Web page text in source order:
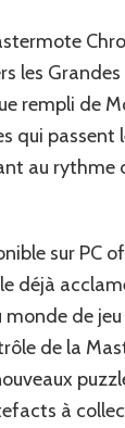
les
rempli de
qui passent
au rythme
sur PC
déjà
de
de la
à